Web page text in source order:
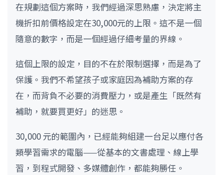
在規劃這個方案時，我們經過深思熟慮，決定將主
機折扣前價格設定在30,000元的上限。這不是一個
隨意的數字，而是一個經過仔細考量的界線。
這個上限的設定，目的不在於限制選擇，而是為了
保護。我們不希望孩子或家庭因為補助方案的存
在，而背負不必要的消費壓力，或是產生「既然有
補助，就要買更好」的迷思。
30,000 元的範圍內，已經能夠組建一台足以應付各
類學習需求的電腦——從基本的文書處理、線上學
習，到程式開發、多媒體創作，都能夠勝任。